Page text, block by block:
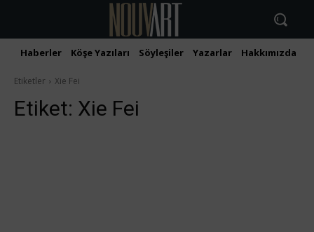
Haberler Köşe Yazıları Söyleşiler Yazarlar Hakkımızda
Etiketler Xie Fei
Etiket: Xie Fei